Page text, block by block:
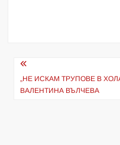
Навигация
„НЕ ИСКАМ ТРУПОВЕ В
ВАЛЕНТИНА ВЪЛЧЕВА